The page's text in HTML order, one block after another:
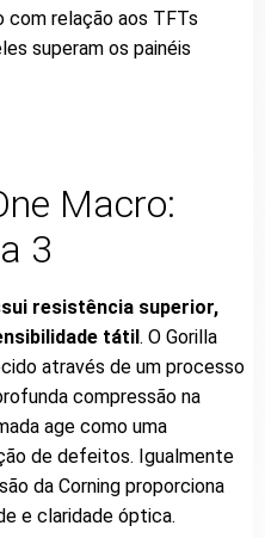
com relação aos TFTs
superam os painéis
Macro:
3
resistência superior,
tátil. O Gorilla
através de um processo
compressão na
age como uma
de defeitos. Igualmente
da Corning proporciona
e claridade óptica.